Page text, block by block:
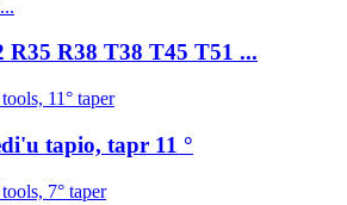
R35 R38 T38 T45 T51 ...
tapio, tapr 11 °